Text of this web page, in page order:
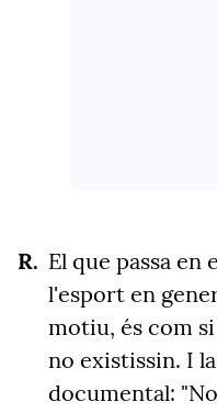
El que passa
l'esport en
motiu, és com
no existissin. I
documental: